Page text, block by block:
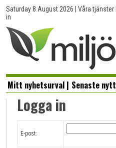
Saturday 8 August 2026 |Våra tjänster
in
Mitt nyhetsurval | Senaste nytt
Logga in
E-post: